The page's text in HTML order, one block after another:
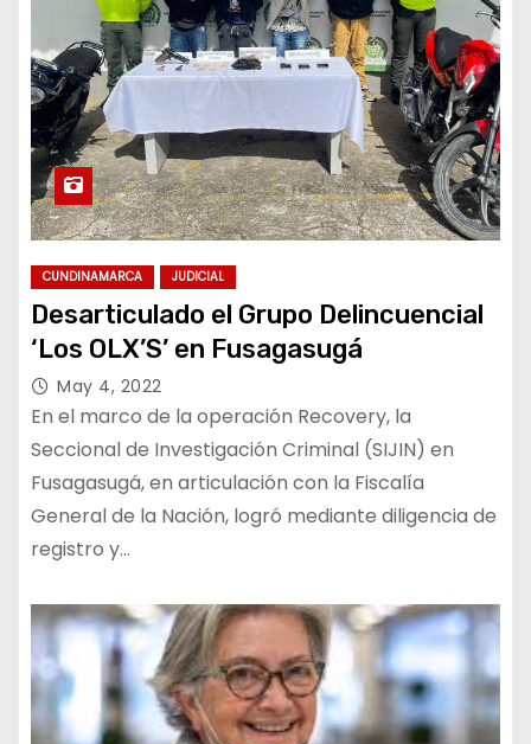
CUNDINAMARCA JUDICIAL
Desarticulado el Grupo Delincuencial
‘Los OLX’S’ en Fusagasugá
May 4, 2022
En el marco de la operación Recovery, la
Seccional de Investigación Criminal (SIJIN) en
Fusagasugá, en articulación con la Fiscalía
General de la Nación, logró mediante diligencia de
registro y…